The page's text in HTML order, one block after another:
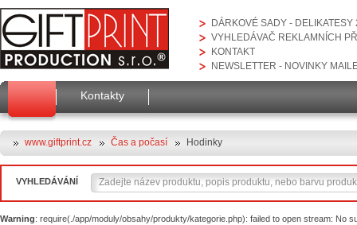
DÁRKOVÉ SADY - DELIKATESY
VYHLEDÁVAČ REKLAMNÍCH
KONTAKT
NEWSLETTER - NOVINKY
Kontakty
www.giftprint.cz Čas a počasí Hodinky
VYHLEDÁVÁNÍ
Warning: require(./app/moduly/obsahy/produkty/kategorie.php): failed to open stream: No